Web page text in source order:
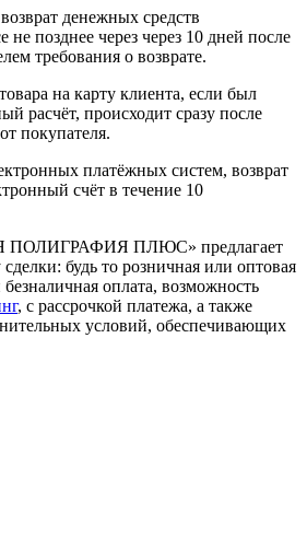
денежных средств
не позднее через через 10 дней после
требования о возврате.
на карту клиента, если был
расчёт, происходит сразу после
покупателя.
платёжных систем, возврат
счёт в течение 10
ПЛЮС» предлагает
будь то розничная или оптовая
оплата, возможность
, с рассрочкой платежа, а также
условий, обеспечивающих